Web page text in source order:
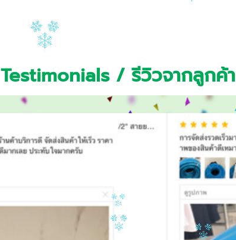
Testimonials / รีวิวจากลูกค้า